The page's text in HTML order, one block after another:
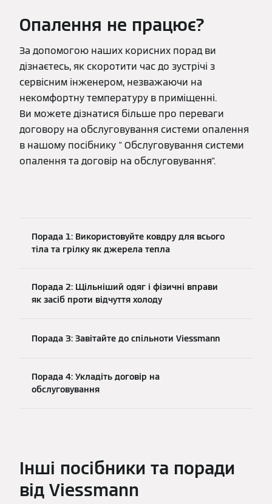
Опалення не працює?
За допомогою наших корисних порад ви
дізнаєтесь, як скоротити час до зустрічі з
сервісним інженером, незважаючи на
некомфортну температуру в приміщенні.
Ви можете дізнатися більше про переваги
договору на обслуговування системи опалення
в нашому посібнику " Обслуговування системи
опалення та договір на обслуговування".
Порада 1: Використовуйте ковдру для всього
тіла та грілку як джерела тепла
Порада 2: Щільніший одяг і фізичні вправи
як засіб проти відчуття холоду
Порада 3: Завітайте до спільноти Viessmann
Порада 4: Укладіть договір на
обслуговування
Інші посібники та поради
від Viessmann